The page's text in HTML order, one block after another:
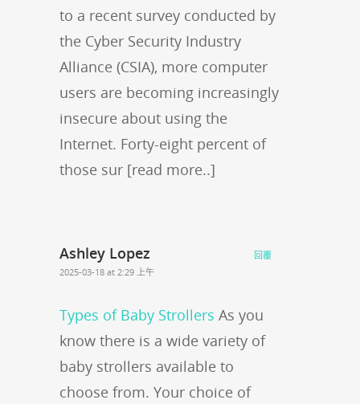
to a recent survey conducted by
the Cyber Security Industry
Alliance (CSIA), more computer
users are becoming increasingly
insecure about using the
Internet. Forty-eight percent of
those sur [read more..]
Ashley Lopez
2025-03-18 at 2:29 上午
Types of Baby Strollers As you
know there is a wide variety of
baby strollers available to
choose from. Your choice of
回覆